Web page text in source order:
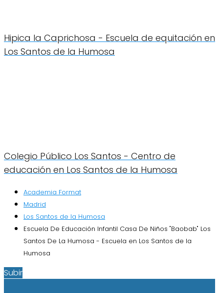
Hipica la Caprichosa - Escuela de equitación en
Los Santos de la Humosa
Colegio Público Los Santos - Centro de
educación en Los Santos de la Humosa
Academia Format
Madrid
Los Santos de la Humosa
Escuela De Educación Infantil Casa De Niños "Baobab" Los
Santos De La Humosa - Escuela en Los Santos de la
Humosa
Subir